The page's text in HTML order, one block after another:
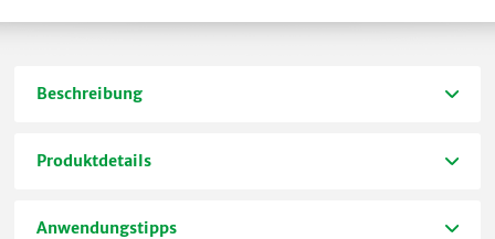
Beschreibung
Produktdetails
Anwendungstipps